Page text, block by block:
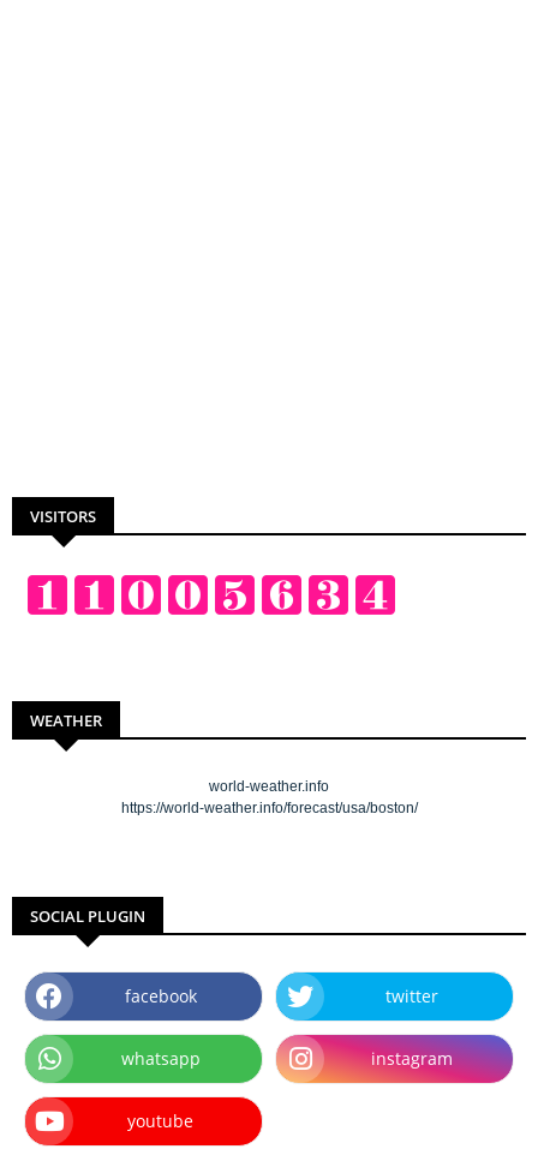
VISITORS
WEATHER
world-weather.info
https://world-weather.info/forecast/usa/boston/
SOCIAL PLUGIN
facebook twitter
whatsapp instagram
youtube